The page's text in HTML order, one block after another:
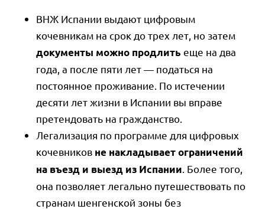
ВНЖ Испании выдают цифровым
кочевникам на срок до трех лет, но затем
документы можно продлить еще на два
года, а после пяти лет — податься на
постоянное проживание. По истечении
десяти лет жизни в Испании вы вправе
претендовать на гражданство.
Легализация по программе для цифровых
кочевников не накладывает ограничений
на въезд и выезд из Испании . Более того,
она позволяет легально путешествовать по
странам шенгенской зоны без